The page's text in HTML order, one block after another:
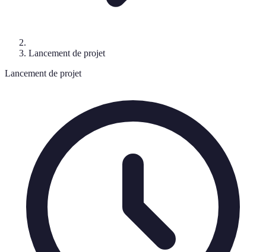
Lancement de projet
Lancement de projet